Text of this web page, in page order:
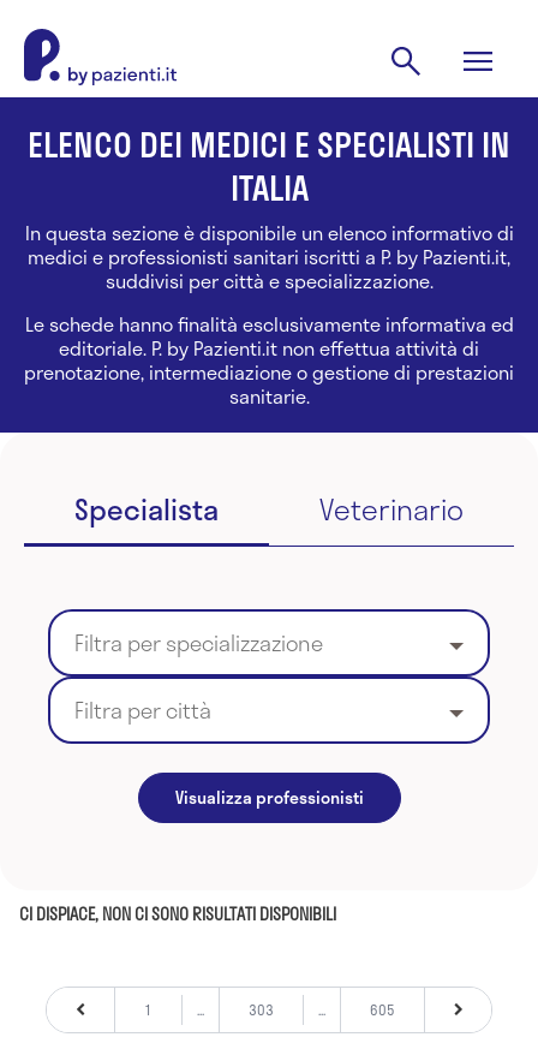
ELENCO DEI MEDICI E SPECIALISTI IN
ITALIA
In questa sezione è disponibile un elenco informativo di
medici e professionisti sanitari iscritti a P. by Pazienti.it,
suddivisi per città e specializzazione.
Le schede hanno finalità esclusivamente informativa ed
editoriale. P. by Pazienti.it non effettua attività di
prenotazione, intermediazione o gestione di prestazioni
sanitarie.
Specialista Veterinario
Filtra per specializzazione
Filtra per città
Visualizza professionisti
CI DISPIACE, NON CI SONO RISULTATI DISPONIBILI
1 ... 303 ... 605